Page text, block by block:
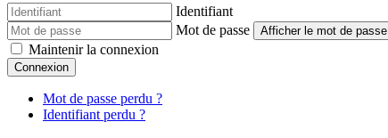
Identifiant
Mot de passe
Afficher le mot de passe
Maintenir la connexion
Connexion
Mot de passe perdu ?
Identifiant perdu ?